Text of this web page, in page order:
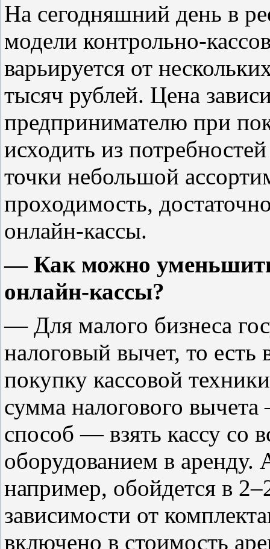
На сегодняшний день в
модели контрольно-
варьируется от
тысяч рублей. Цена
предпринимателю при
исходить из
точки небольшой
проходимость,
онлайн-кассы.
— Как можно
онлайн-кассы?
— Для малого бизнеса
налоговый вычет, то есть
покупку кассовой
сумма налогового
способ — взять кассу со
оборудованием в
например, обойдется в
зависимости от
включено в стоимость